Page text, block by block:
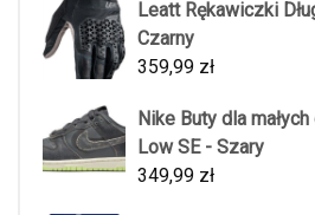
Leatt Rękawiczki
Czarny
359,99 zł
Nike Buty dla
Low SE - Szary
349,99 zł